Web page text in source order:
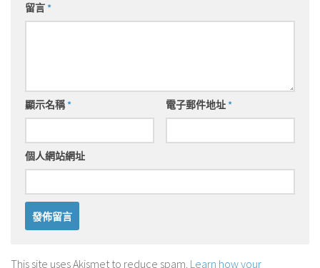
留言*
顯示名稱* 電子郵件地址*
個人網站網址
This site uses Akismet to reduce spam. Learn how your